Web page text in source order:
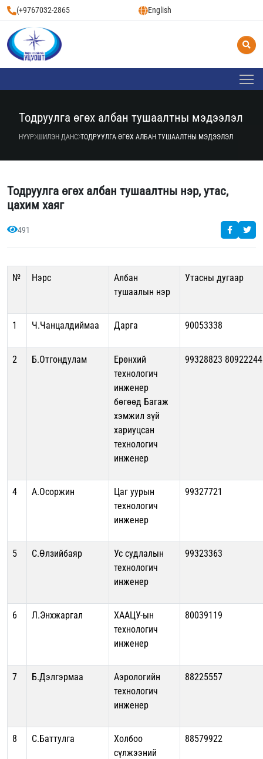
(+9767032-2865 English
Тодруулга өгөх албан тушаалтны мэдээлэл
НҮҮР ШИЛЭН ДАНС ТОДРУУЛГА ӨГӨХ АЛБАН ТУШААЛТНЫ МЭДЭЭЛЭЛ
Тодруулга өгөх албан тушаалтны нэр, утас,
цахим хаяг
491
№ Нэрс
Албан
тушаалын нэр
Утасны дугаар
1 Ч.Чанцалдиймаа Дарга 90053338
2 Б.Отгондулам
Ерөнхий
технологич
инженер
бөгөөд Багаж
хэмжил зүй
хариуцсан
технологич
инженер
99328823 80922244
4 А.Осоржин
Цаг уурын
технологич
инженер
99327721
5 С.Өлзийбаяр
Ус судлалын
технологич
инженер
99323363
6 Л.Энхжаргал
ХААЦУ-ын
технологич
инженер
80039119
7 Б.Дэлгэрмаа
Аэрологийн
технологич
инженер
88225557
8 С.Баттулга
Холбоо
сүлжээний
88579922